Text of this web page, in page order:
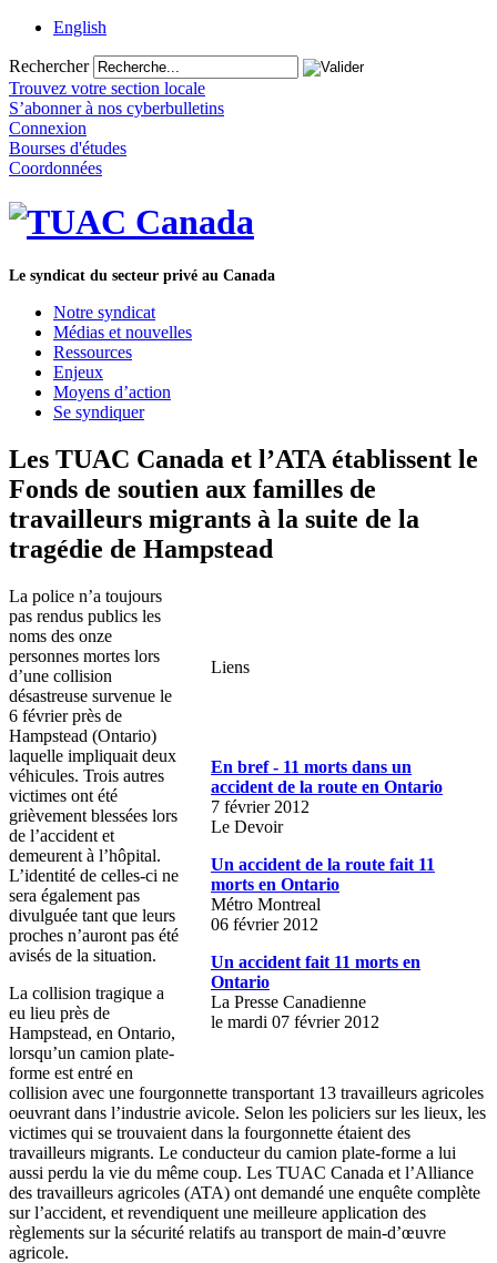
English
Rechercher
Trouvez votre section locale
S’abonner à nos cyberbulletins
Connexion
Bourses d'études
Coordonnées
Le syndicat du secteur privé au Canada
Notre syndicat
Médias et nouvelles
Ressources
Enjeux
Moyens d’action
Se syndiquer
Les TUAC Canada et l’ATA établissent le
Fonds de soutien aux familles de
travailleurs migrants à la suite de la
tragédie de Hampstead
Liens
En bref - 11 morts dans un
accident de la route en Ontario
7 février 2012
Le Devoir
Un accident de la route fait 11
morts en Ontario
Métro Montreal
06 février 2012
Un accident fait 11 morts en
Ontario
La Presse Canadienne
le mardi 07 février 2012
La police n’a toujours
pas rendus publics les
noms des onze
personnes mortes lors
d’une collision
désastreuse survenue le
6 février près de
Hampstead (Ontario)
laquelle impliquait deux
véhicules. Trois autres
victimes ont été
grièvement blessées lors
de l’accident et
demeurent à l’hôpital.
L’identité de celles-ci ne
sera également pas
divulguée tant que leurs
proches n’auront pas été
avisés de la situation.
La collision tragique a
eu lieu près de
Hampstead, en Ontario,
lorsqu’un camion plate-
forme est entré en
collision avec une fourgonnette transportant 13 travailleurs agricoles
oeuvrant dans l’industrie avicole. Selon les policiers sur les lieux, les
victimes qui se trouvaient dans la fourgonnette étaient des
travailleurs migrants. Le conducteur du camion plate-forme a lui
aussi perdu la vie du même coup. Les TUAC Canada et l’Alliance
des travailleurs agricoles (ATA) ont demandé une enquête complète
sur l’accident, et revendiquent une meilleure application des
règlements sur la sécurité relatifs au transport de main-d’œuvre
agricole.